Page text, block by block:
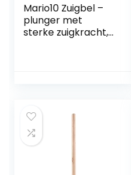
Mario10 Zuigbel –
plunger met
sterke zuigkracht,
en andere
afvoeren.
Gemaakt in de EU